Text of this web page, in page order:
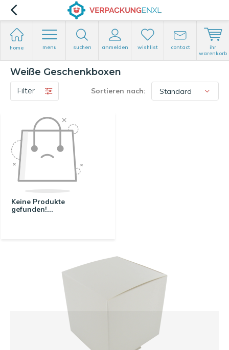
home menu suchen anmelden wishlist contact
ihr
warenkorb
Weiße Geschenkboxen
Filter Sortieren nach:
Keine Produkte
gefunden!...